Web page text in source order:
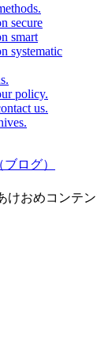
secure
smart
systematic
policy.
us.
ログ）
けおめコンテン